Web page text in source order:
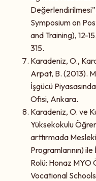
Symposium on
and Training), 12-
315.
Karadeniz, O.,
Arpat, B. (2013).
İşgücü
Ofisi, Ankara.
Karadeniz, O. ve
Yüksekokulu
arttırmada
Programlarının)
Rolü: Honaz MYO
Vocational